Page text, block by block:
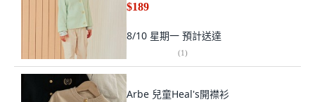
$189
8/10 星期一 預計送達
(1)
Arbe 兒童Heal's開襟衫